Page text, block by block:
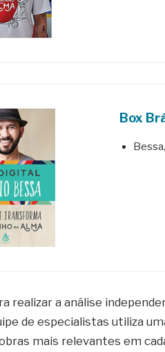
Box
realizar a análise
de especialistas utiliza
mais relevantes em